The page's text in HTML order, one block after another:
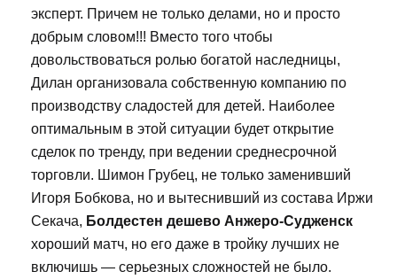
эксперт. Причем не только делами, но и просто
добрым словом!!! Вместо того чтобы
довольствоваться ролью богатой наследницы,
Дилан организовала собственную компанию по
производству сладостей для детей. Наиболее
оптимальным в этой ситуации будет открытие
сделок по тренду, при ведении среднесрочной
торговли. Шимон Грубец, не только заменивший
Игоря Бобкова, но и вытеснивший из состава Иржи
Секача, Болдестен дешево Анжеро-Судженск
хороший матч, но его даже в тройку лучших не
включишь — серьезных сложностей не было.